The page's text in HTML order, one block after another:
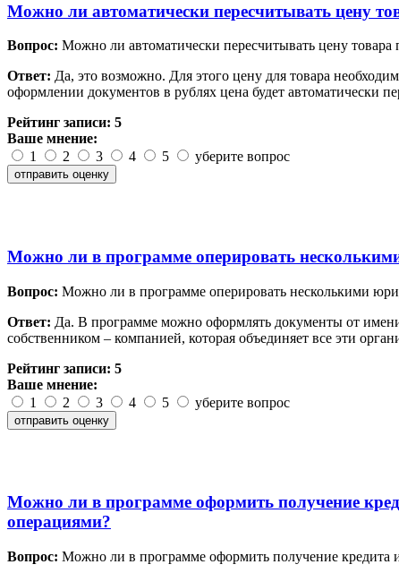
Можно ли автоматически пересчитывать цену
Вопрос: Можно ли автоматически пересчитывать цену товара
Ответ: Да, это возможно. Для этого цену для товара
оформлении документов в рублях цена будет автоматически
Рейтинг записи: 5
Ваше мнение:
1
2 3 4 5 уберите вопрос
Можно ли в программе оперировать
Вопрос: Можно ли в программе оперировать несколькими
Ответ: Да. В программе можно оформлять документы от
собственником – компанией, которая объединяет все эти
Рейтинг записи: 5
Ваше мнение:
1
2 3 4 5 уберите вопрос
Можно ли в программе оформить получение
операциями?
Вопрос: Можно ли в программе оформить получение кредита